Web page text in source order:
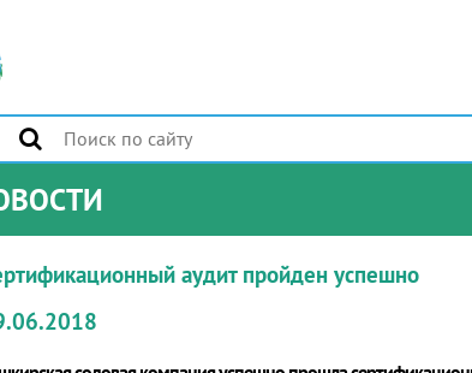
аудит пройден успешно